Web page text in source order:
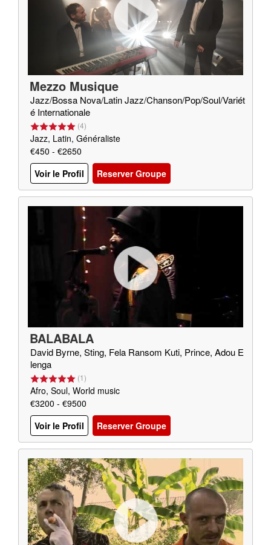
Mezzo Musique
Jazz/Bossa Nova/Latin Jazz/Chanson/Pop/Soul/Variét
é Internationale
(4)
Jazz, Latin, Généraliste
€450 - €2650
Voir le Profil
Reserver Groupe
BALABALA
David Byrne, Sting, Fela Ransom Kuti, Prince, Adou E
lenga
(1)
Afro, Soul, World music
€3200 - €9500
Voir le Profil
Reserver Groupe